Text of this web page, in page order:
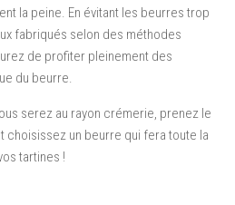
la peine. En évitant les beurres trop
fabriqués selon des méthodes
de profiter pleinement des
du beurre.
serez au rayon crémerie, prenez le
un beurre qui fera toute la
tartines !